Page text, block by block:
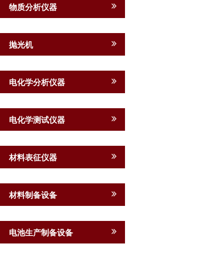
物质分析仪器
抛光机
电化学分析仪器
电化学测试仪器
材料表征仪器
材料制备设备
电池生产制备设备